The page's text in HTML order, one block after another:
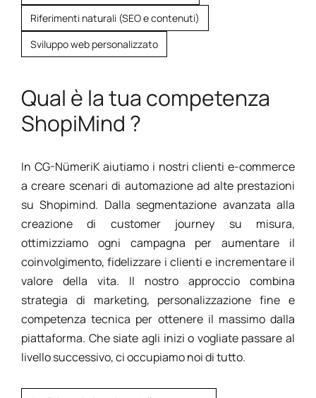
Riferimenti naturali (SEO e contenuti)
Sviluppo web personalizzato
Qual è la tua competenza
ShopiMind ?
In CG-NümeriK aiutiamo i nostri clienti e-commerce
a creare scenari di automazione ad alte prestazioni
su Shopimind. Dalla segmentazione avanzata alla
creazione di customer journey su misura,
ottimizziamo ogni campagna per aumentare il
coinvolgimento, fidelizzare i clienti e incrementare il
valore della vita. Il nostro approccio combina
strategia di marketing, personalizzazione fine e
competenza tecnica per ottenere il massimo dalla
piattaforma. Che siate agli inizi o vogliate passare al
livello successivo, ci occupiamo noi di tutto.